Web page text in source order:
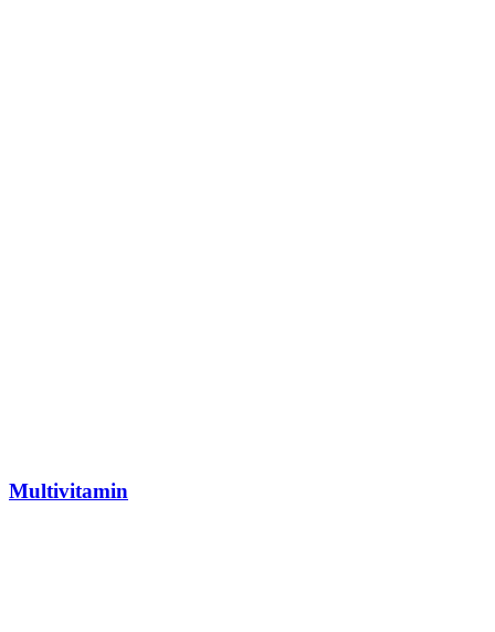
Multivitamin